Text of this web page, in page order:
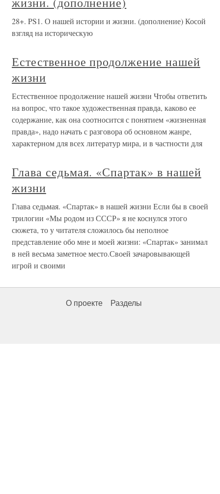
28+. PS1. О нашей истории и жизни. (дополнение) Косой
взгляд на историческую
Естественное продолжение нашей
жизни
Естественное продолжение нашей жизни Чтобы ответить
на вопрос, что такое художественная правда, каково ее
содержание, как она соотносится с понятием «жизненная
правда», надо начать с разговора об основном жанре,
характерном для всех литератур мира, и в частности для
Глава седьмая. «Спартак» в нашей
жизни
Глава седьмая. «Спартак» в нашей жизни Если бы в своей
трилогии «Мы родом из СССР» я не коснулся этого
сюжета, то у читателя сложилось бы неполное
представление обо мне и моей жизни: «Спартак» занимал
в ней весьма заметное место.Своей зачаровывающей
игрой и своими
О проекте Разделы